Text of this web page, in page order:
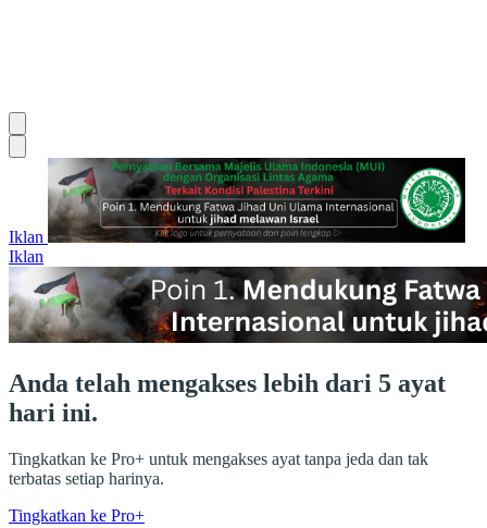
Iklan
Iklan
Anda telah mengakses lebih dari 5 ayat
hari ini.
Tingkatkan ke Pro+ untuk mengakses ayat tanpa jeda dan tak
terbatas setiap harinya.
Tingkatkan ke Pro+